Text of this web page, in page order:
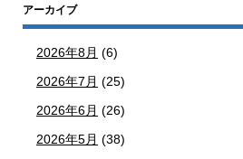
アーカイブ
2026年8月 (6)
2026年7月 (25)
2026年6月 (26)
2026年5月 (38)